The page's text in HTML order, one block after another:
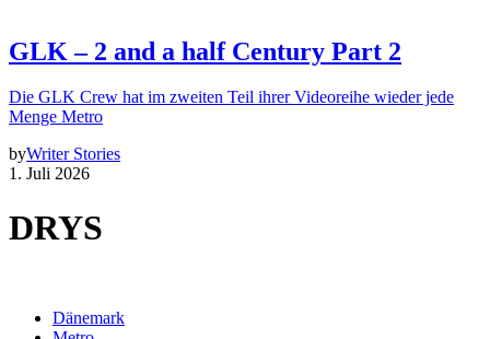
GLK – 2 and a half Century Part 2
Die GLK Crew hat im zweiten Teil ihrer Videoreihe wieder jede
Menge Metro
byWriter Stories
1. Juli 2026
DRYS
Dänemark